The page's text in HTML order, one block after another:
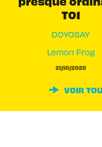
T01
DOYOSAY
Lemon Frog
21/10/2026
VOIR